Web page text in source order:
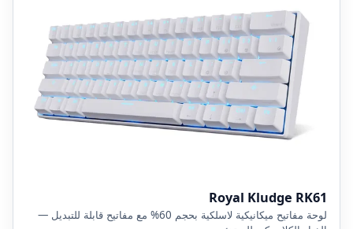
Royal Kludge RK61
لوحة مفاتيح ميكانيكية لاسلكية بحجم 60% مع مفاتيح قابلة للتبديل —